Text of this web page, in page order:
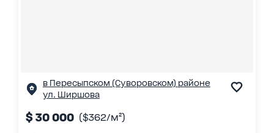
в Пересыпском (Суворовском) районе
ул. Ширшова
$ 30 000 ($362/м²)